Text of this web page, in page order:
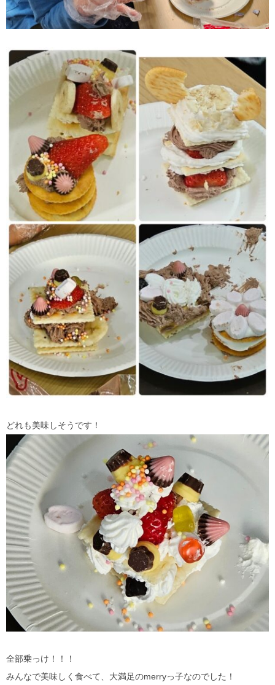
どれも美味しそうです！
全部乗っけ！！！
みんなで美味しく食べて、大満足のmerryっ子なのでした！